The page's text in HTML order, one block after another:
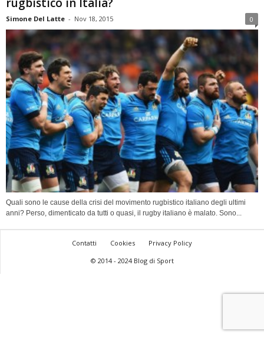
Simone Del Latte - Nov 18, 2015 0
Quali sono le cause della crisi del movimento rugbistico italiano degli ultimi
anni? Perso, dimenticato da tutti o quasi, il rugby italiano è malato. Sono...
Contatti Cookies
Privacy Policy
© 2014 - 2024 Blog di Sport